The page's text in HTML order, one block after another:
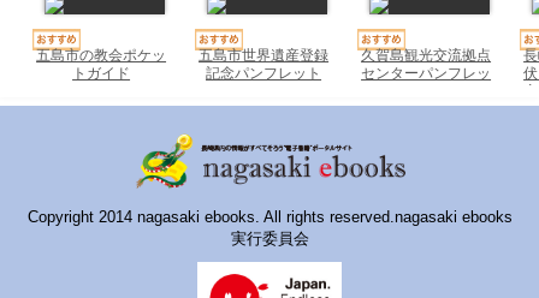
五島市の教会ポケッ
トガイド
五島市世界遺産登録
記念パンフレット
久賀島観光交流拠点
センターパンフレッ
Copyright 2014 nagasaki ebooks. All rights reserved.nagasaki ebooks
実行委員会
おおむらebooks
みなみしまばらebooks
はさみebooks
ながさき市ebooks
さいかいイーブックス
長崎MICE観光マップ